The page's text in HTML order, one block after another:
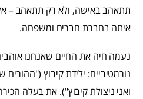
תתאהב באישה, ולא רק תתאהב –
איתה בחברת חברים ומשפחה.
נעמה חיה את החיים שאנחנו
נורמטיביים: ילידת קיבוץ ("ההורים
ואני ניצולת קיבוץ"). את בעלה